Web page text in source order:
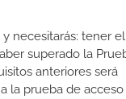
necesitarás: tener el
superado la
anteriores será
la prueba de acceso